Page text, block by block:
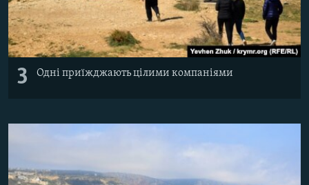
3 Одні приїжджають цілими компаніями